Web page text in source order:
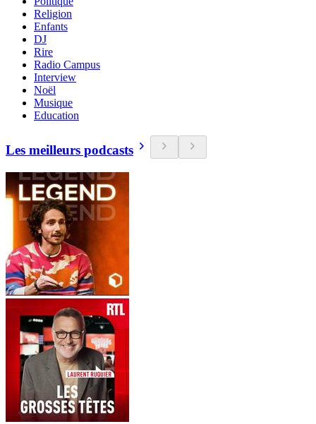
Religion
Enfants
DJ
Rire
Radio Campus
Interview
Noël
Musique
Education
Les meilleurs podcasts